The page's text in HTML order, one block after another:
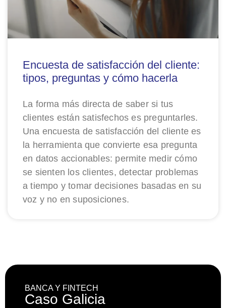
Encuesta de satisfacción del cliente:
tipos, preguntas y cómo hacerla
La forma más directa de saber si tus
clientes están satisfechos es preguntarles.
Una encuesta de satisfacción del cliente es
la herramienta que convierte esa pregunta
en datos accionables: permite medir cómo
se sienten los clientes, detectar problemas
a tiempo y tomar decisiones basadas en su
voz y no en suposiciones.
BANCA Y FINTECH
Caso Galicia